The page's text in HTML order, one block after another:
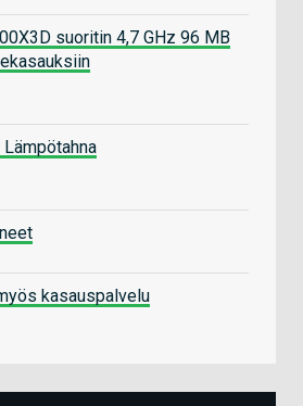
suoritin 4,7 GHz 96 MB
kasauspalvelu